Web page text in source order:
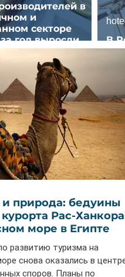
в
и
секторе
год выросли
32%
В
hotel
и природа: бедуины
Рас-
море в Египте
развитию туризма на
снова оказались в
споров. Планы по